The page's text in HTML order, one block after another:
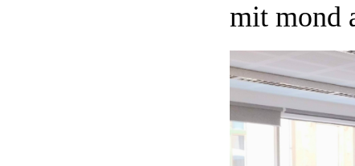
mit mond